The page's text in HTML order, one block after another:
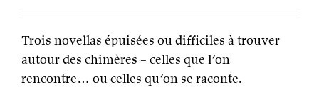
Trois novellas épuisées ou difficiles à trouver
autour des chimères – celles que l’on
rencontre… ou celles qu’on se raconte.